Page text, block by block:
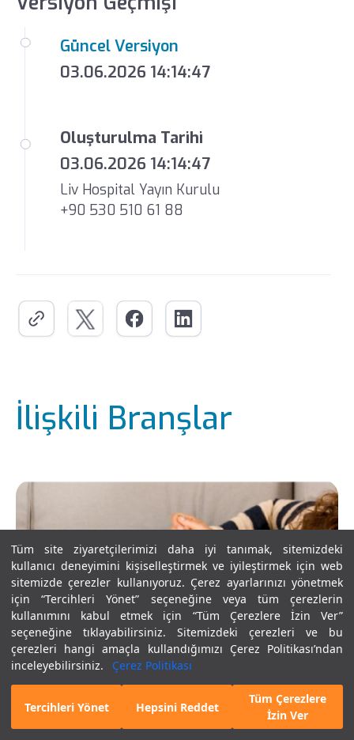
Tüm site ziyaretçilerimizi daha iyi tanımak, sitemizdeki
kullanıcı deneyimini kişiselleştirmek ve iyileştirmek için web
sitemizde çerezler kullanıyoruz. Çerez ayarlarınızı yönetmek
için “Tercihleri Yönet” seçeneğine veya tüm çerezlerin
kullanımını kabul etmek için “Tüm Çerezlere İzin Ver”
seçeneğine tıklayabilirsiniz. Sitemizdeki çerezleri ve bu
çerezleri hangi amaçla kullandığımızı Çerez Politikası’ndan
inceleyebilirsiniz.
Çerez Politikası
Tercihleri Yönet Hepsini Reddet
Tüm Çerezlere
İzin Ver
E-Randevu Hekim Bul
Güncel Versiyon
03.06.2026 14:14:47
Oluşturulma Tarihi
03.06.2026 14:14:47
Liv Hospital Yayın Kurulu
+90 530 510 61 88
İlişkili Branşlar